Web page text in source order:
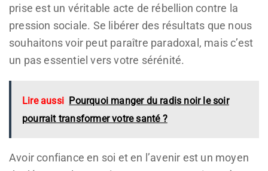
prise est un véritable acte de rébellion contre la
pression sociale. Se libérer des résultats que nous
souhaitons voir peut paraître paradoxal, mais c’est
un pas essentiel vers votre sérénité.
Lire aussi Pourquoi manger du radis noir le soir
pourrait transformer votre santé ?
Avoir confiance en soi et en l’avenir est un moyen